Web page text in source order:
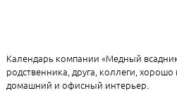
Календарь компании «Медный
родственника, друга, коллеги,
домашний и офисный интерьер.